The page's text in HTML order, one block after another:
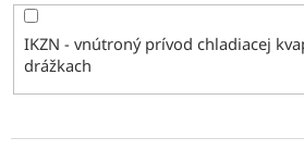
IKZN - vnútroný prívod chladiacej
drážkach